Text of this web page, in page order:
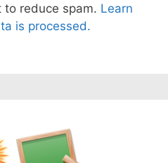
to reduce spam. Learn
is processed.